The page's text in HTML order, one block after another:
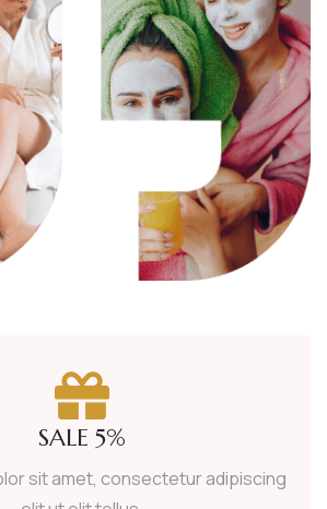
SALE 5%
sit amet, consectetur adipiscing